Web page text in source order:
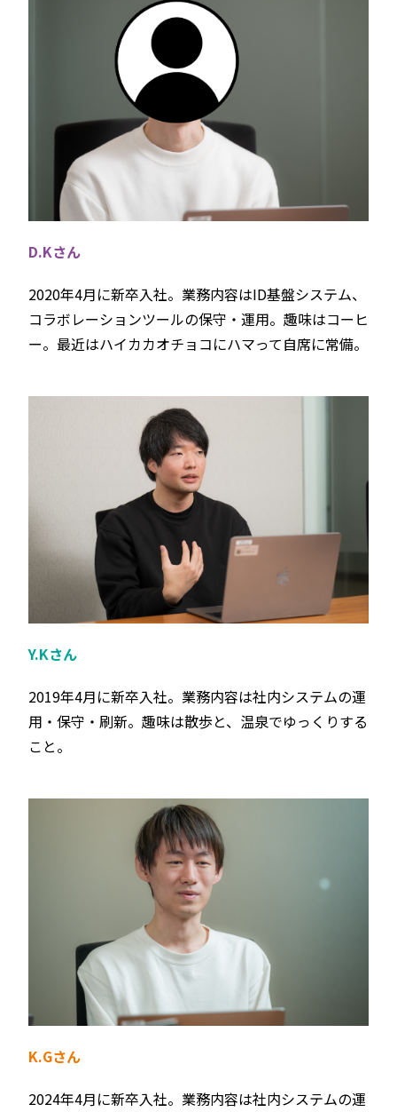
D.Kさん
2020年4月に新卒入社。業務内容はID基盤システム、
コラボレーションツールの保守・運用。趣味はコーヒ
ー。最近はハイカカオチョコにハマって自席に常備。
Y.Kさん
2019年4月に新卒入社。業務内容は社内システムの運
用・保守・刷新。趣味は散歩と、温泉でゆっくりする
こと。
K.Gさん
2024年4月に新卒入社。業務内容は社内システムの運